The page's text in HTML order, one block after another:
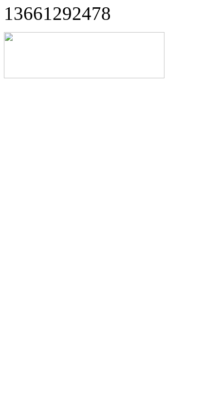
13661292478